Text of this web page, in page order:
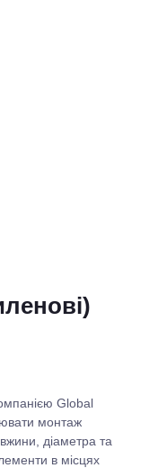
Global
монтаж
діаметра та
в місцях